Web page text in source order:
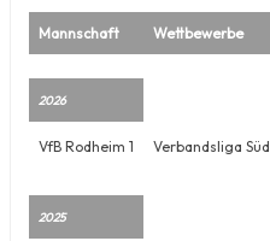
Mannschaft Wettbewerbe
2026
VfB Rodheim 1 Verbandsliga Süd
2025